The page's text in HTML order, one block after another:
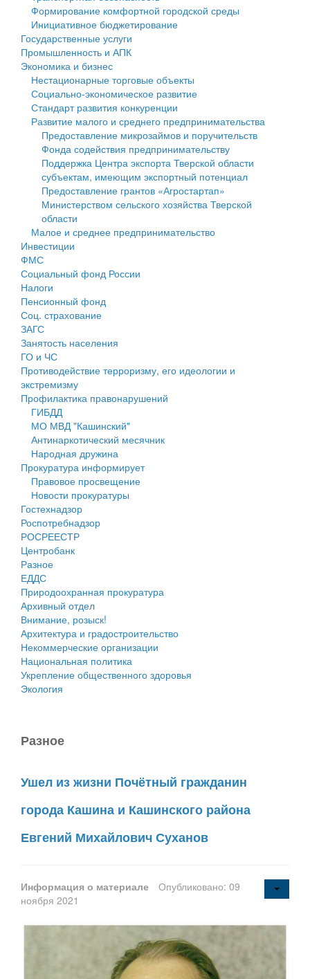
Государственные услуги
Промышленность и АПК
Экономика и бизнес
Символика
Устав
Гостям округа
Туризм
Культура
Образование
Здравоохранение
Социальная защита
Фотоальбом
муниципального округа Тверской области
Администрация Кашинского муниципального округа
Тверской области
Управление сельскими территориями
Открытые данные
Работа с обращениями граждан
Муниципальный контроль
Муниципальные услуги
Проекты административных регламентов
Антимонопольный комплаенс
Противодействие коррупции
Финансовое управление
Бюджет для граждан
Имущество
Выявление правообладателей ранее учтенных
объектов недвижимости
Имущественная поддержка субъектов малого и
среднего предпринимательства
Информационная поддержка субъектов малого и
среднего предпринимательства
Муниципальные программы
Контрольно-счетная палата
Персональные данные
Оценка регулирующего воздействия
Деятельность МУ
Нормативы градостроительного проектирования
Правила землепользования и застройки
Генеральные планы
Проекты планировки территории
Собрание депутатов
Городское поселение
Сельские поселения
Формирование комфортной городской среды
Инициативное бюджетирование
Государственные услуги
Промышленность и АПК
Экономика и бизнес
Нестационарные торговые объекты
Социально-экономическое развитие
Стандарт развития конкуренции
Развитие малого и среднего предпринимательства
Предоставление микрозаймов и поручительств
Фонда содействия предпринимательству
Поддержка Центра экспорта Тверской области
субъектам, имеющим экспортный потенциал
Предоставление грантов «Агростартап»
Министерством сельского хозяйства Тверской
области
Малое и среднее предпринимательство
Инвестиции
ФМС
Социальный фонд России
Налоги
Пенсионный фонд
Соц. страхование
ЗАГС
Занятость населения
ГО и ЧС
Противодействие терроризму, его идеологии и
экстремизму
Профилактика правонарушений
ГИБДД
МО МВД "Кашинский"
Антинаркотический месячник
Народная дружина
Прокуратура информирует
Правовое просвещение
Новости прокуратуры
Гостехнадзор
Роспотребнадзор
РОСРЕЕСТР
Центробанк
Разное
ЕДДС
Природоохранная прокуратура
Архивный отдел
Внимание, розыск!
Архитектура и градостроительство
Некоммерческие организации
Национальная политика
Укрепление общественного здоровья
Экология
Разное
Ушел из жизни Почётный гражданин
города Кашина и Кашинского района
Евгений Михайлович Суханов
Информация о материале
Опубликовано: 09
ноября 2021